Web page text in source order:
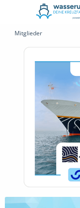
Mitglieder